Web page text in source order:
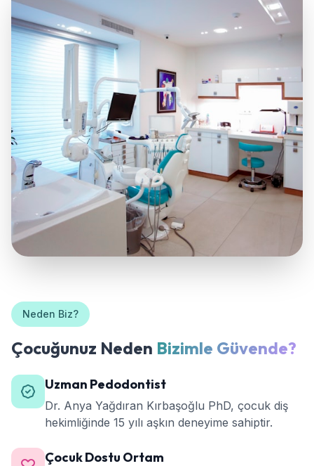
Neden Biz?
Çocuğunuz Neden Bizimle Güvende?
Uzman Pedodontist
Dr. Anya Yağdıran Kırbaşoğlu PhD, çocuk diş
hekimliğinde 15 yılı aşkın deneyime sahiptir.
Çocuk Dostu Ortam